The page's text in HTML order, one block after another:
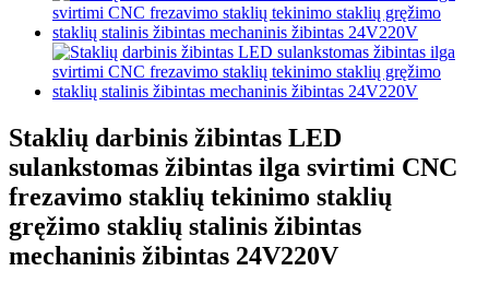
Staklių darbinis žibintas LED
sulankstomas žibintas ilga svirtimi CNC
frezavimo staklių tekinimo staklių
gręžimo staklių stalinis žibintas
mechaninis žibintas 24V220V